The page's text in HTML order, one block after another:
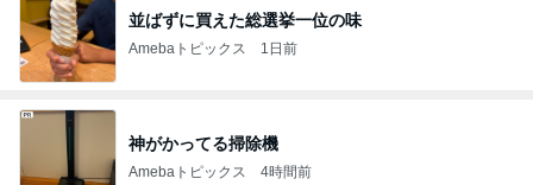
並ばずに買えた総選挙一位の味
Amebaトピックス 1日前
神がかってる掃除機
Amebaトピックス 4時間前